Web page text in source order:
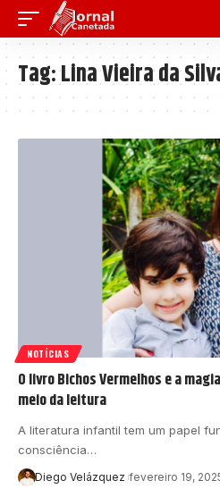
Tag:Lina Vieira da
NOTÍCIAS
O livro Bichos Vermelhos e a
meio da leitura
A literatura infantil tem um papel
consciência…
Diego Velázquez fevereiro 19,